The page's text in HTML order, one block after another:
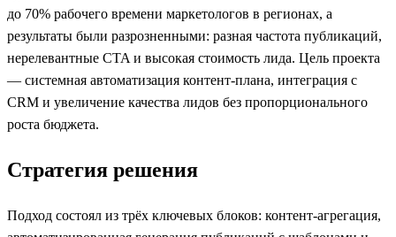
до 70% рабочего времени маркетологов в регионах, а
результаты были разрозненными: разная частота публикаций,
нерелевантные CTA и высокая стоимость лида. Цель проекта
— системная автоматизация контент-плана, интеграция с
CRM и увеличение качества лидов без пропорционального
роста бюджета.
Стратегия решения
Подход состоял из трёх ключевых блоков: контент‑агрегация,